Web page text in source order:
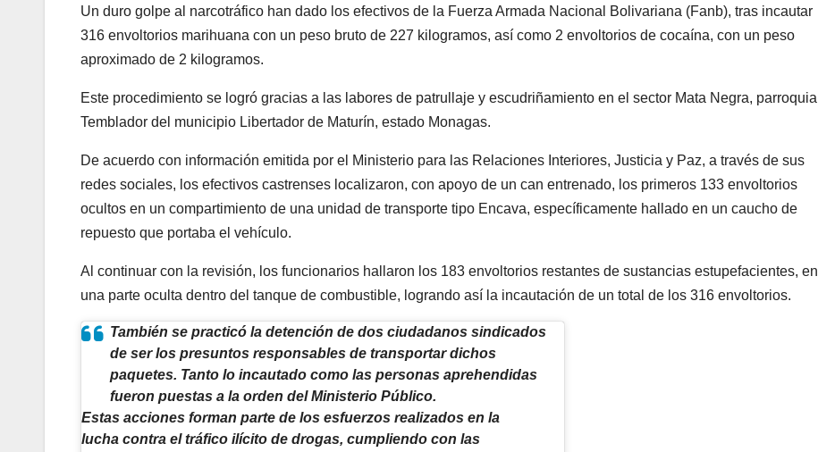
Un duro golpe al narcotráfico han dado los efectivos de la Fuerza Armada Nacional Bolivariana (Fanb), tras incautar
316 envoltorios marihuana con un peso bruto de 227 kilogramos, así como 2 envoltorios de cocaína, con un peso
aproximado de 2 kilogramos.
Este procedimiento se logró gracias a las labores de patrullaje y escudriñamiento en el sector Mata Negra, parroquia
Temblador del municipio Libertador de Maturín, estado Monagas.
De acuerdo con información emitida por el Ministerio para las Relaciones Interiores, Justicia y Paz, a través de sus
redes sociales, los efectivos castrenses localizaron, con apoyo de un can entrenado, los primeros 133 envoltorios
ocultos en un compartimiento de una unidad de transporte tipo Encava, específicamente hallado en un caucho de
repuesto que portaba el vehículo.
Al continuar con la revisión, los funcionarios hallaron los 183 envoltorios restantes de sustancias estupefacientes, en
una parte oculta dentro del tanque de combustible, logrando así la incautación de un total de los 316 envoltorios.
También se practicó la detención de dos ciudadanos sindicados
de ser los presuntos responsables de transportar dichos
paquetes. Tanto lo incautado como las personas aprehendidas
fueron puestas a la orden del Ministerio Público.
Estas acciones forman parte de los esfuerzos realizados en la
lucha contra el tráfico ilícito de drogas, cumpliendo con las